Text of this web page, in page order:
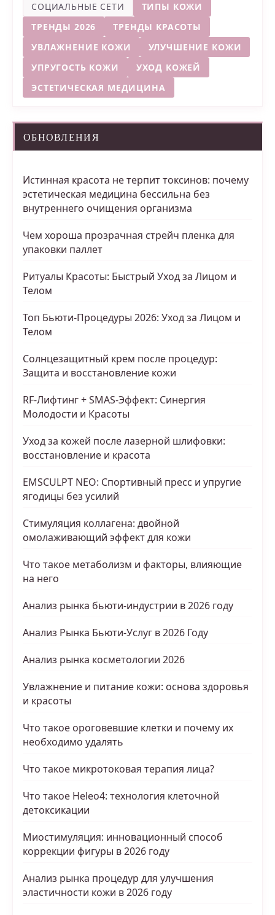
СОЦИАЛЬНЫЕ СЕТИ
ТИПЫ КОЖИ
ТРЕНДЫ 2026
ТРЕНДЫ КРАСОТЫ
УВЛАЖНЕНИЕ КОЖИ
УЛУЧШЕНИЕ КОЖИ
УПРУГОСТЬ КОЖИ
УХОД КОЖЕЙ
ЭСТЕТИЧЕСКАЯ МЕДИЦИНА
ОБНОВЛЕНИЯ
Истинная красота не терпит токсинов: почему
эстетическая медицина бессильна без
внутреннего очищения организма
Чем хороша прозрачная стрейч пленка для
упаковки паллет
Ритуалы Красоты: Быстрый Уход за Лицом и
Телом
Топ Бьюти-Процедуры 2026: Уход за Лицом и
Телом
Солнцезащитный крем после процедур:
Защита и восстановление кожи
RF-Лифтинг + SMAS-Эффект: Синергия
Молодости и Красоты
Уход за кожей после лазерной шлифовки:
восстановление и красота
EMSCULPT NEO: Спортивный пресс и упругие
ягодицы без усилий
Стимуляция коллагена: двойной
омолаживающий эффект для кожи
Что такое метаболизм и факторы, влияющие
на него
Анализ рынка бьюти-индустрии в 2026 году
Анализ Рынка Бьюти-Услуг в 2026 Году
Анализ рынка косметологии 2026
Увлажнение и питание кожи: основа здоровья
и красоты
Что такое ороговевшие клетки и почему их
необходимо удалять
Что такое микротоковая терапия лица?
Что такое Heleo4: технология клеточной
детоксикации
Миостимуляция: инновационный способ
коррекции фигуры в 2026 году
Анализ рынка процедур для улучшения
эластичности кожи в 2026 году